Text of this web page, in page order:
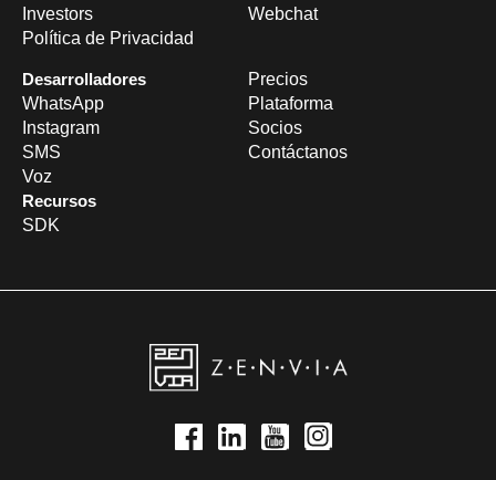
Investors
Política de Privacidad
Webchat
Desarrolladores
WhatsApp
Instagram
SMS
Voz
Recursos
SDK
Precios
Plataforma
Socios
Contáctanos